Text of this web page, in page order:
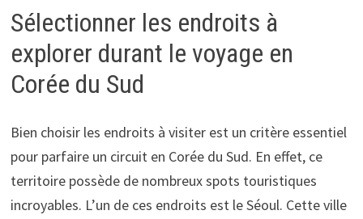
Sélectionner les endroits à
explorer durant le voyage en
Corée du Sud
Bien choisir les endroits à visiter est un critère essentiel
pour parfaire un circuit en Corée du Sud. En effet, ce
territoire possède de nombreux spots touristiques
incroyables. L’un de ces endroits est le Séoul. Cette ville